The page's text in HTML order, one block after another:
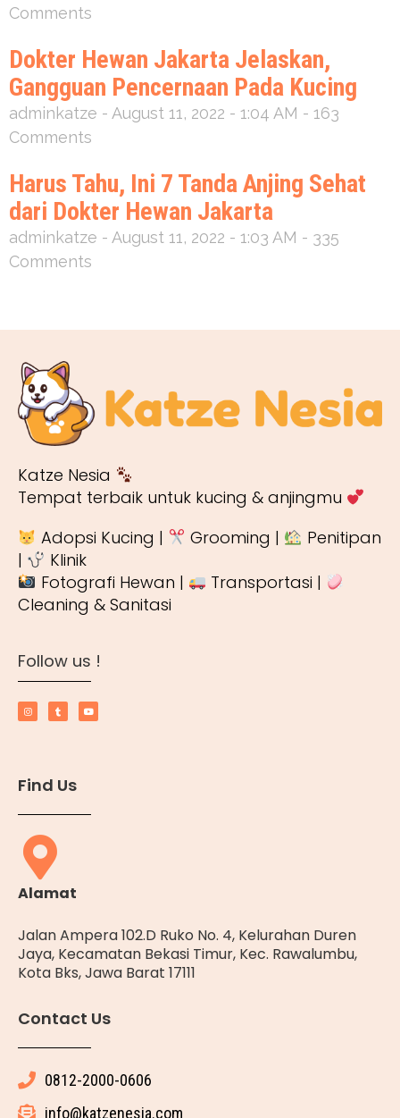
Comments
Dokter Hewan Jakarta Jelaskan,
Gangguan Pencernaan Pada Kucing
adminkatze August 11, 2022 1:04 AM
163
Comments
Harus Tahu, Ini 7 Tanda Anjing Sehat
dari Dokter Hewan Jakarta
adminkatze August 11, 2022 1:03 AM
335
Comments
Katze Nesia
Tempat terbaik untuk kucing & anjingmu
Adopsi Kucing |
Grooming |
Penitipan
|
Klinik
Fotografi Hewan |
Transportasi |
Cleaning & Sanitasi
Follow us !
Find Us
Alamat
Jalan Ampera 102.D Ruko No. 4, Kelurahan Duren
Jaya, Kecamatan Bekasi Timur, Kec. Rawalumbu,
Kota Bks, Jawa Barat 17111
Contact Us
0812-2000-0606
info@katzenesia.com